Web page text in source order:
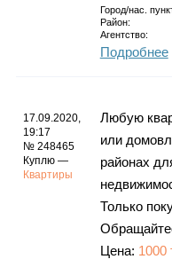
Город/нас.
Район:
Агентство:
Подробнее
17.09.2020,
19:17
№ 248465
Куплю —
Квартиры
Любую
или
районах
Только
Цена: 1000